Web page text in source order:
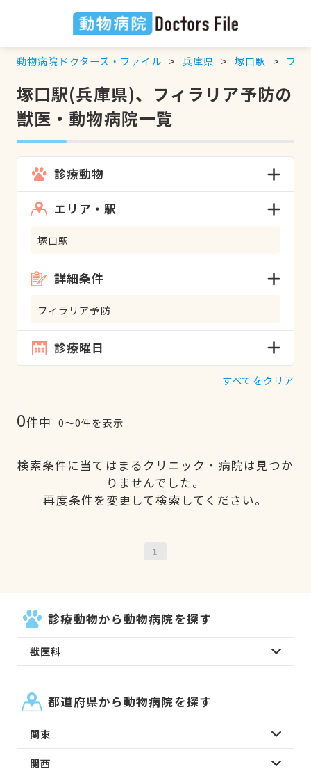
動物病院ドクターズ・ファイル 兵庫県 塚口駅 フィ
塚口駅(兵庫県)、フィラリア予防の
獣医・動物病院一覧
診療動物
エリア・駅
塚口駅
詳細条件
フィラリア予防
診療曜日
すべてをクリア
0件中 0〜0件を表示
検索条件に当てはまるクリニック・病院は見つか
りませんでした。
再度条件を変更して検索してください。
1
診療動物から動物病院を探す
獣医科
都道府県から動物病院を探す
関東
関西